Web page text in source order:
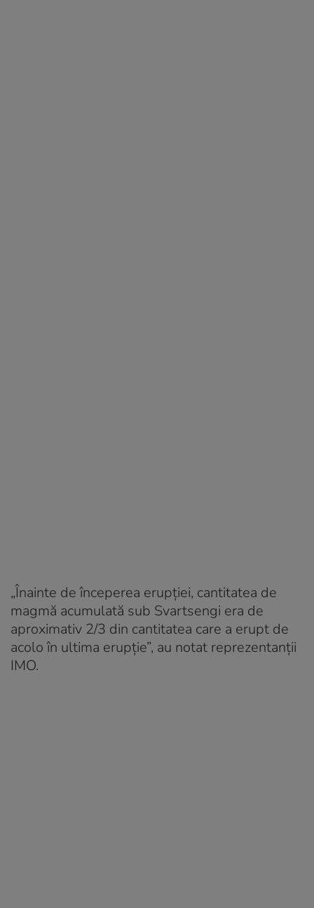
„Înainte de începerea erupției, cantitatea de
magmă acumulată sub Svartsengi era de
aproximativ 2/3 din cantitatea care a erupt de
acolo în ultima erupție”, au notat reprezentanții
IMO.